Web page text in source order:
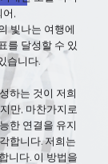
어,
빛나는 여행에
를 달성할 수 있
습니다.
하는 것이 저희
만, 마찬가지로
한 연결을 유지
합니다. 저희는
니다. 이 방법을